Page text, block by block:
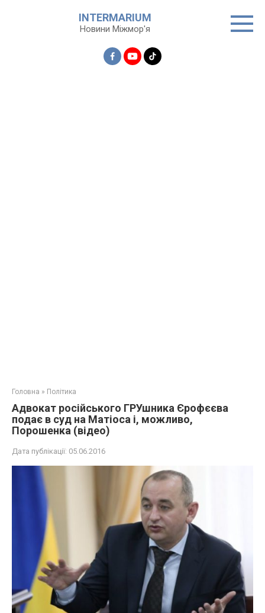
INTERMARIUM
Новини Міжмор'я
Головна » Політика
Адвокат російського ГРУшника Єрофєєва
подає в суд на Матіоса і, можливо,
Порошенка (відео)
Дата публікації: 05.06.2016